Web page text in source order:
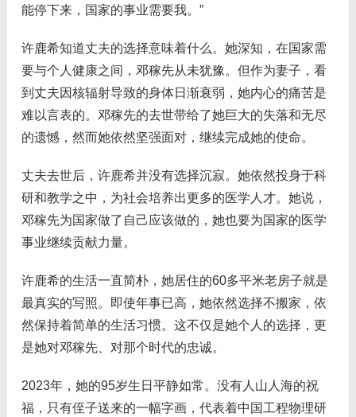
能停下来，国家的事业需要我。”
许鹿希知道丈夫的选择意味着什么。她深知，在国家需
要与个人健康之间，邓稼先从未犹豫。但作为妻子，看
到丈夫因核辐射导致的身体日渐衰弱，她内心的痛苦是
难以言表的。邓稼先的去世带给了她巨大的失落和无尽
的遗憾，然而她依然坚强面对，继续完成她的使命。
丈夫去世后，许鹿希并没有选择沉寂。她依然投身于科
研和教学之中，为社会培养出更多的医学人才。她说，
邓稼先为国家做了自己应该做的，她也要为国家的医学
事业继续贡献力量。
许鹿希的生活一直简朴，她居住的60多平米老房子就是
最真实的写照。即使年事已高，她依然选择不搬家，依
然保持着简单的生活习惯。这不仅是她个人的选择，更
是她对邓稼先、对那个时代的忠诚。
2023年，她的95岁生日平静如常。没有人山人海的祝
福，只有侄子送来的一幅字画，代表着中国工程物理研